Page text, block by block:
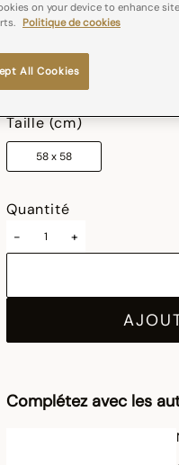
Couleurs :Cascade
sélectionné
Taille (cm)
58 x 58
Quantité
- +
Complétez avec les
on your device to enhance site
Politique de cookies
All Cookies